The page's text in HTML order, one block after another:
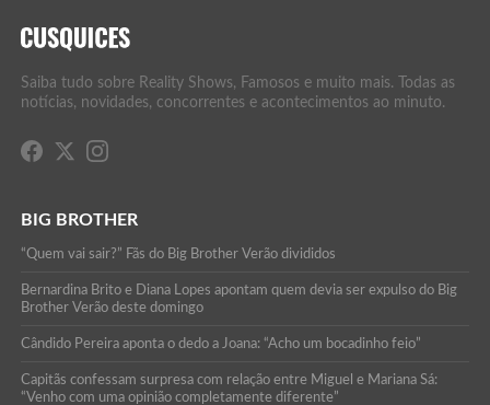
Saiba tudo sobre Reality Shows, Famosos e muito mais. Todas as
notícias, novidades, concorrentes e acontecimentos ao minuto.
BIG BROTHER
“Quem vai sair?” Fãs do Big Brother Verão divididos
Bernardina Brito e Diana Lopes apontam quem devia ser expulso do Big
Brother Verão deste domingo
Cândido Pereira aponta o dedo a Joana: “Acho um bocadinho feio”
Capitãs confessam surpresa com relação entre Miguel e Mariana Sá:
“Venho com uma opinião completamente diferente”